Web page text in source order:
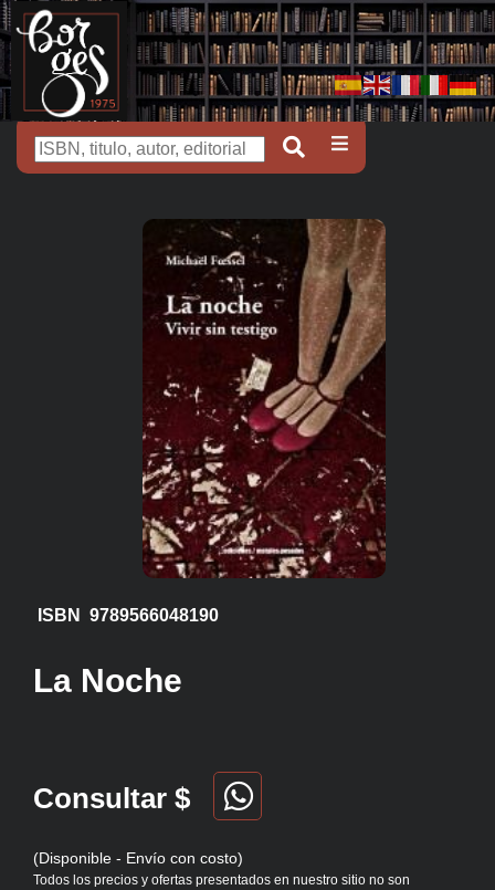
ISBN 9789566048190
La Noche
Consultar $
(Disponible - Envío con costo)
Todos los precios y ofertas presentados en nuestro sitio no son